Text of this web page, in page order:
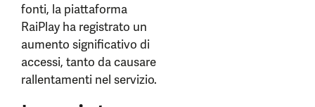
fonti, la piattaforma
RaiPlay ha registrato un
aumento significativo di
accessi, tanto da causare
rallentamenti nel servizio.